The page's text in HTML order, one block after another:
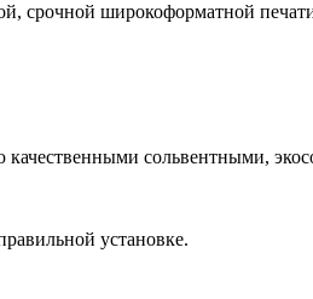
срочной широкоформатной
сольвентными,
установке.